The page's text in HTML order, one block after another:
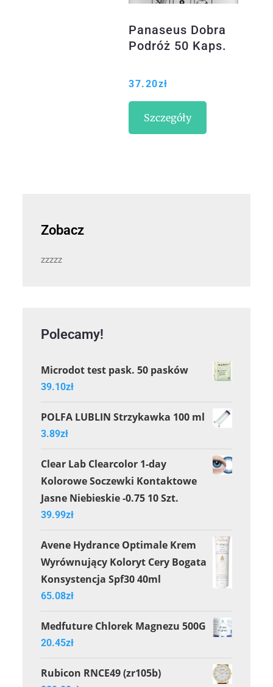
Panaseus Dobra
Podróż 50 Kaps.
37.20zł
Szczegóły
Zobacz
zzzzz
Polecamy!
Microdot test pask. 50 pasków
39.10zł
POLFA LUBLIN Strzykawka 100 ml
3.89zł
Clear Lab Clearcolor 1-day
Kolorowe Soczewki Kontaktowe
Jasne Niebieskie -0.75 10 Szt.
39.99zł
Avene Hydrance Optimale Krem
Wyrównujący Koloryt Cery Bogata
Konsystencja Spf30 40ml
65.08zł
Medfuture Chlorek Magnezu 500G
20.45zł
Rubicon RNCE49 (zr105b)